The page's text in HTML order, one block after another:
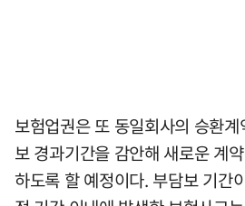
보험업권은 또 동일회사의 승환
보 경과기간을 감안해 새로운 계
하도록 할 예정이다. 부담보 기간